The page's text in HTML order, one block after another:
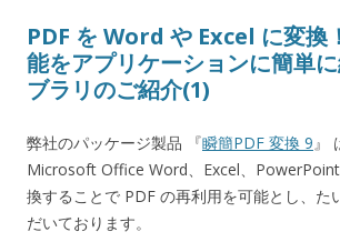
PDF を Word や Excel に変換
能をアプリケーションに簡単
ブラリのご紹介(1)
弊社のパッケージ製品 『瞬簡PDF 変換 9 』
Microsoft Office Word、Excel、
換することで PDF の再利用を可能とし、た
だいております。